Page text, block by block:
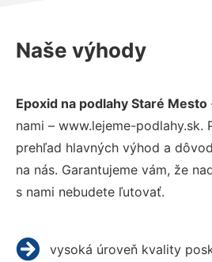
Naše výhody
Epoxid na podlahy Staré Mesto
nami – www.lejeme-podlahy.sk.
prehľad hlavných výhod a
na nás. Garantujeme vám, že
s nami nebudete ľutovať.
vysoká úroveň kvality